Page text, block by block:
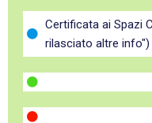
Certificata ai Spazi
rilasciato altre